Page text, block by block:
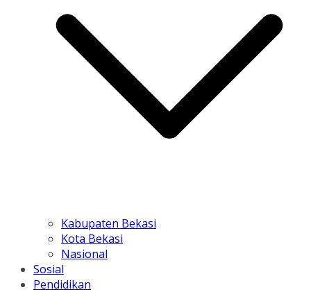
Kabupaten Bekasi
Kota Bekasi
Nasional
Sosial
Pendidikan